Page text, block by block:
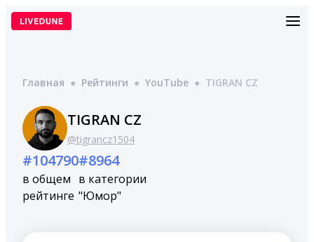
Перейти
Главная ● Рейтинги ● YouTube ● TIGRAN CZ
TIGRAN CZ
@tigrancz1504
#104790
в общем
рейтинге
#8964
в категории
"Юмор"